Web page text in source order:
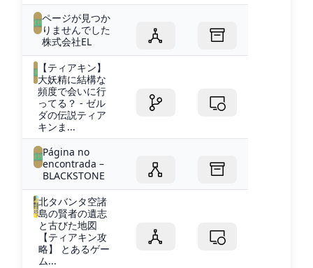
ページが見つか
りませんでした
株式会社EL
【ティアキン】
大妖精に結構な
頻度で会いに行
ってる？ - ゼル
ダの伝説ティア
キンま...
Página no
encontrada –
BLACKSTONE
北タバンタ空諸
島の賢者の遺志
と古びた地図
【ティアキン攻
略】 とあるゲー
ム...